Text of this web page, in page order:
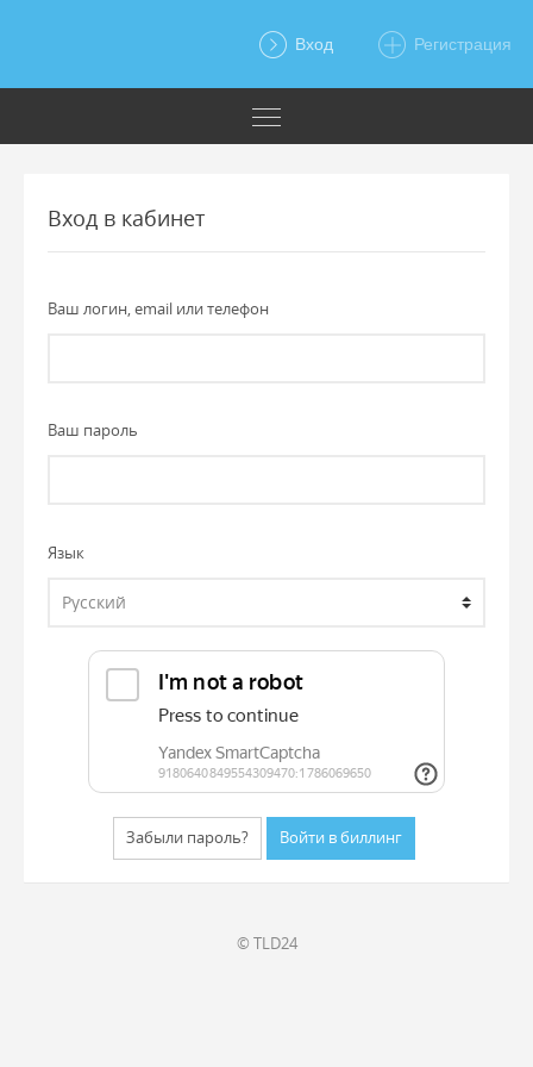
Вход Регистрация
Вход в кабинет
Ваш логин, email или телефон
Ваш пароль
Язык
Забыли пароль?
© TLD24